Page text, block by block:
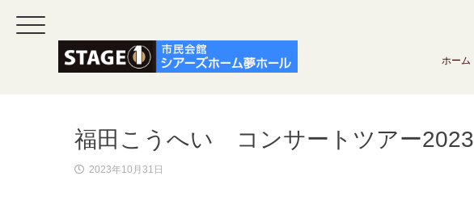
ホーム
福田こうへい コンサートツアー2023
2023年10月31日